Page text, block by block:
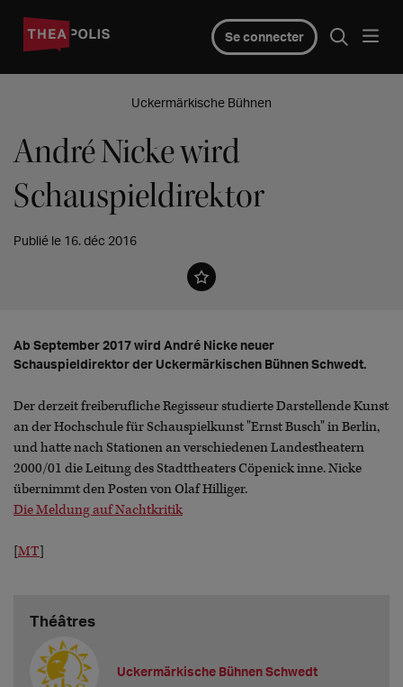
Se connecter
Uckermärkische Bühnen
André Nicke wird
Schauspieldirektor
Publié le 16. déc 2016
Ab September 2017 wird André Nicke neuer
Schauspieldirektor der Uckermärkischen Bühnen Schwedt.
Der derzeit freiberufliche Regisseur studierte Darstellende Kunst
an der Hochschule für Schauspielkunst "Ernst Busch" in Berlin,
und hatte nach Stationen an verschiedenen Landestheatern
2000/01 die Leitung des Stadttheaters Cöpenick inne. Nicke
übernimmt den Posten von Olaf Hilliger.
Die Meldung auf Nachtkritik
[MT]
Théâtres
Uckermärkische Bühnen Schwedt